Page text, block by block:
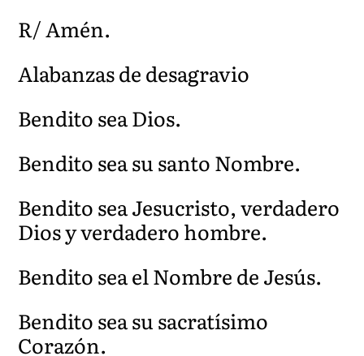
R/ Amén.
Alabanzas de desagravio
Bendito sea Dios.
Bendito sea su santo Nombre.
Bendito sea Jesucristo, verdadero
Dios y verdadero hombre.
Bendito sea el Nombre de Jesús.
Bendito sea su sacratísimo
Corazón.